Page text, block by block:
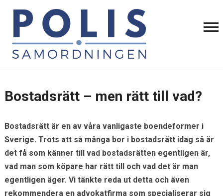
Bostadsrätt – men rätt till vad?
Bostadsrätt är en av våra vanligaste boendeformer i
Sverige. Trots att så många bor i bostadsrätt idag så är
det få som känner till vad bostadsrätten egentligen är,
vad man som köpare har rätt till och vad det är man
egentligen äger. Vi tänkte reda ut detta och även
rekommendera en advokatfirma som specialiserar sig